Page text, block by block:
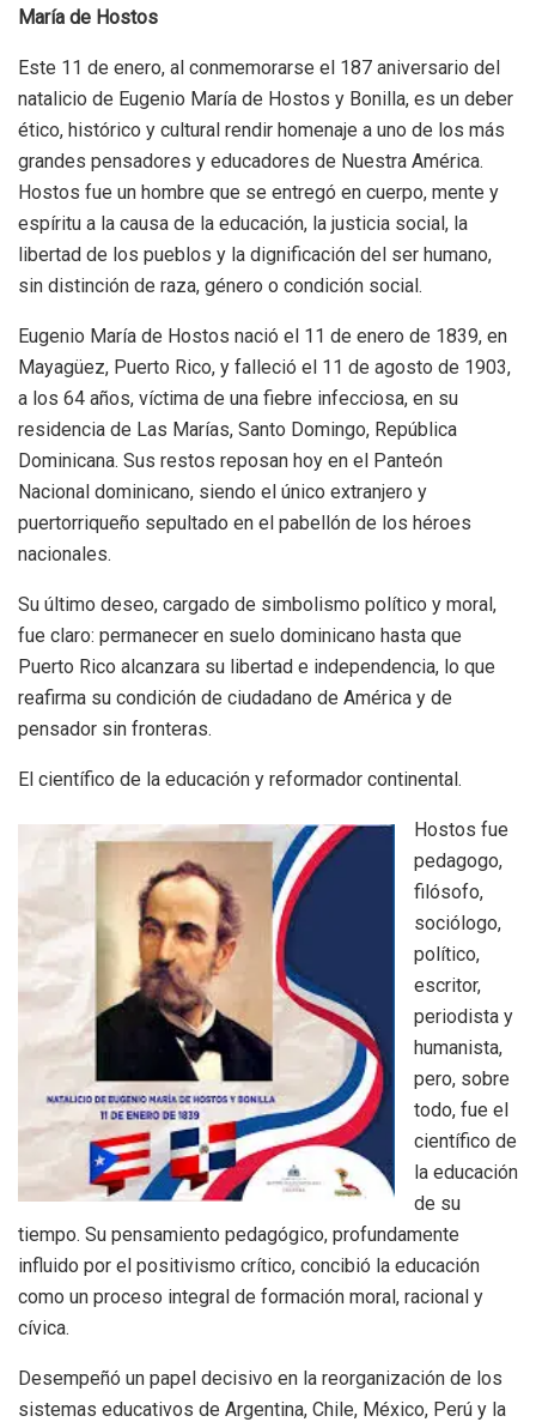
María de Hostos
Este 11 de enero, al conmemorarse el 187 aniversario del
natalicio de Eugenio María de Hostos y Bonilla, es un deber
ético, histórico y cultural rendir homenaje a uno de los más
grandes pensadores y educadores de Nuestra América.
Hostos fue un hombre que se entregó en cuerpo, mente y
espíritu a la causa de la educación, la justicia social, la
libertad de los pueblos y la dignificación del ser humano,
sin distinción de raza, género o condición social.
Eugenio María de Hostos nació el 11 de enero de 1839, en
Mayagüez, Puerto Rico, y falleció el 11 de agosto de 1903,
a los 64 años, víctima de una fiebre infecciosa, en su
residencia de Las Marías, Santo Domingo, República
Dominicana. Sus restos reposan hoy en el Panteón
Nacional dominicano, siendo el único extranjero y
puertorriqueño sepultado en el pabellón de los héroes
nacionales.
Su último deseo, cargado de simbolismo político y moral,
fue claro: permanecer en suelo dominicano hasta que
Puerto Rico alcanzara su libertad e independencia, lo que
reafirma su condición de ciudadano de América y de
pensador sin fronteras.
El científico de la educación y reformador continental.
Hostos fue
pedagogo,
filósofo,
sociólogo,
político,
escritor,
periodista y
humanista,
pero, sobre
todo, fue el
científico de
la educación
de su
tiempo. Su pensamiento pedagógico, profundamente
influido por el positivismo crítico, concibió la educación
como un proceso integral de formación moral, racional y
cívica.
Desempeñó un papel decisivo en la reorganización de los
sistemas educativos de Argentina, Chile, México, Perú y la